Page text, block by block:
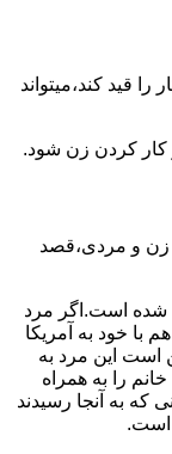
قید کند،میتواند
کار کردن زن شود.
زن و مردی،قصد
شده است.اگر مرد
با خود به آمریکا
است این مرد به
را به همراه
که به آنجا رسیدند
است.